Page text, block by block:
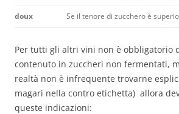
doux Se il tenore di zucchero è
Per tutti gli altri vini non è obbligatorio
contenuto in zuccheri non fermentati,
realtà non è infrequente trovarne
magari nella contro etichetta) allora
queste indicazioni: